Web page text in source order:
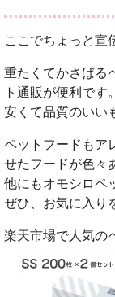
ここでちょっと宣
重たくてかさばる
ト通販が便利です。
安くて品質のいい
ペットフードもア
せたフードが色々
他にもオモシロペ
ぜひ、お気に入り
楽天市場で人気の